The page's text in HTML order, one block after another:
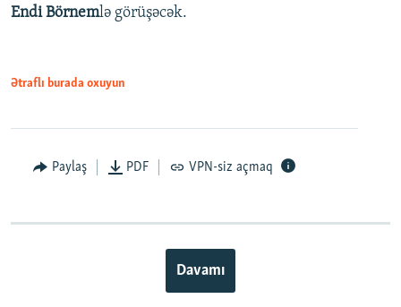
Endi Börnemlə görüşəcək.
Ətraflı burada oxuyun
Paylaş PDF VPN-siz açmaq
Davamı